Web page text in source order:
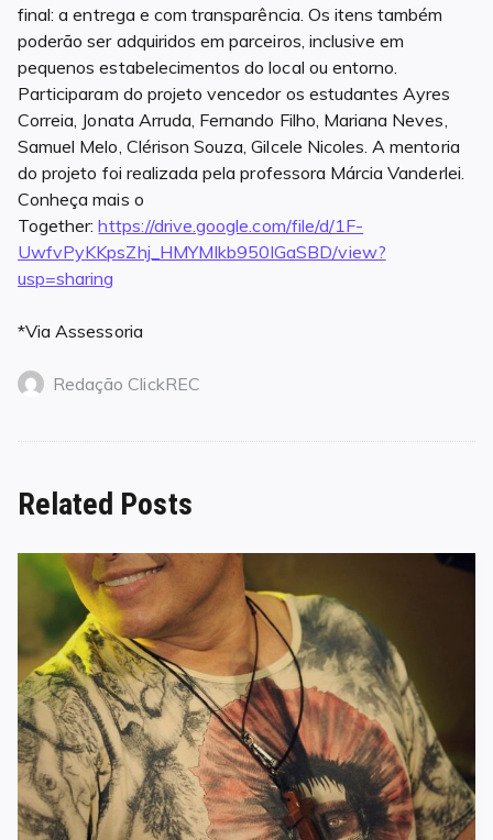
final: a entrega e com transparência. Os itens também
poderão ser adquiridos em parceiros, inclusive em
pequenos estabelecimentos do local ou entorno.
Participaram do projeto vencedor os estudantes Ayres
Correia, Jonata Arruda, Fernando Filho, Mariana Neves,
Samuel Melo, Clérison Souza, Gilcele Nicoles. A mentoria
do projeto foi realizada pela professora Márcia Vanderlei.
Conheça mais o
Together:https://drive.google.com/file/d/1F-
UwfvPyKKpsZhj_HMYMIkb950IGaSBD/view?
usp=sharing
*Via Assessoria
Redação ClickREC
Related Posts